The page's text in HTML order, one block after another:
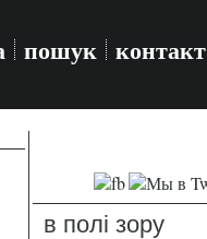
пошук контакт
в полі зору